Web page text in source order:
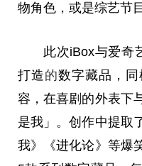
物角色，或是综艺节
此次iBox与爱奇
打造的数字藏品，
容，在喜剧的外表下
是我」。创作中提取
我》《进化论》等爆